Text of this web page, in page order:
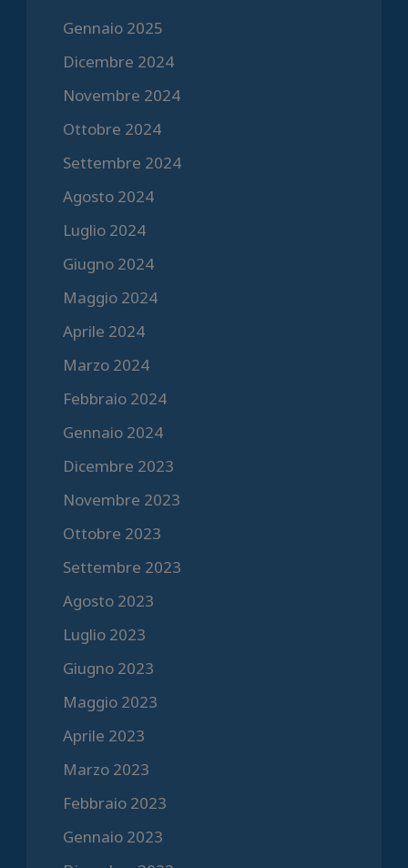
Gennaio 2025
Dicembre 2024
Novembre 2024
Ottobre 2024
Settembre 2024
Agosto 2024
Luglio 2024
Giugno 2024
Maggio 2024
Aprile 2024
Marzo 2024
Febbraio 2024
Gennaio 2024
Dicembre 2023
Novembre 2023
Ottobre 2023
Settembre 2023
Agosto 2023
Luglio 2023
Giugno 2023
Maggio 2023
Aprile 2023
Marzo 2023
Febbraio 2023
Gennaio 2023